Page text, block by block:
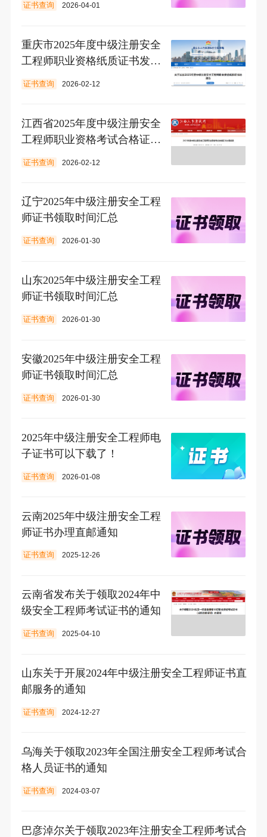
证书查询 2026-04-01
重庆市2025年度中级注册安全
工程师职业资格纸质证书发放
通知
证书查询 2026-02-12
江西省2025年度中级注册安全
工程师职业资格考试合格证书
办理通知
证书查询 2026-02-12
辽宁2025年中级注册安全工程
师证书领取时间汇总
证书查询 2026-01-30
山东2025年中级注册安全工程
师证书领取时间汇总
证书查询 2026-01-30
安徽2025年中级注册安全工程
师证书领取时间汇总
证书查询 2026-01-30
2025年中级注册安全工程师电
子证书可以下载了！
证书查询 2026-01-08
云南2025年中级注册安全工程
师证书办理直邮通知
证书查询 2025-12-26
云南省发布关于领取2024年中
级安全工程师考试证书的通知
证书查询 2025-04-10
山东关于开展2024年中级注册安全工程师证书直
邮服务的通知
证书查询 2024-12-27
乌海关于领取2023年全国注册安全工程师考试合
格人员证书的通知
证书查询 2024-03-07
巴彦淖尔关于领取2023年注册安全工程师考试合